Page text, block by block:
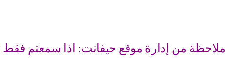
ملاحظة من إدارة موقع حيفانت: اذا سمعتم فقط